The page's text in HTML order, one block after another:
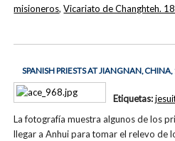
misioneros,Vicariato de Changhteh.
SPANISH PRIESTS AT JIANGNAN,
La fotografía muestra algunos de los
llegar a Anhui para tomar el relevo de
Etiquetas: